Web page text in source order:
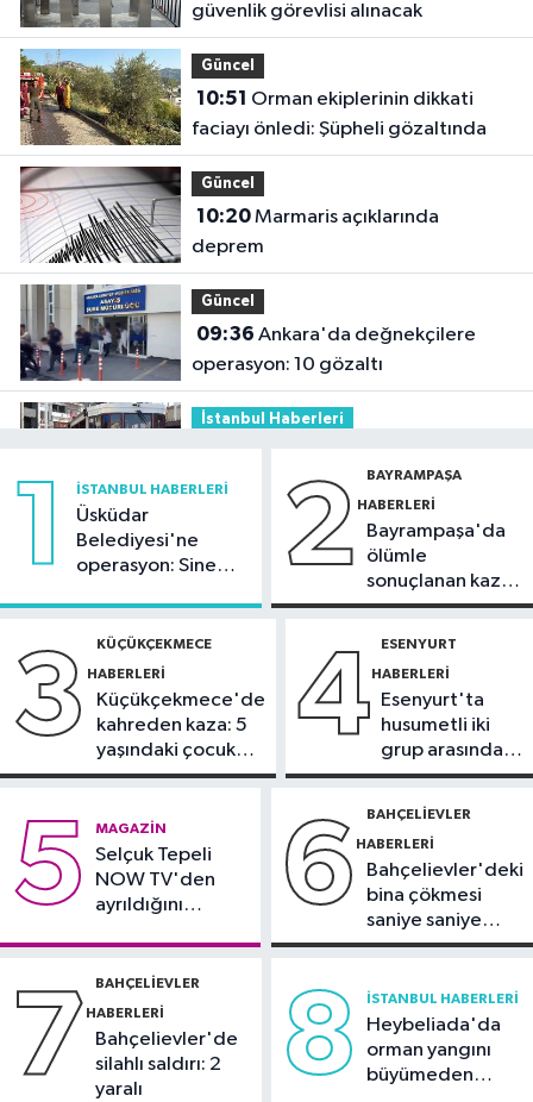
güvenlik görevlisi alınacak
Güncel
10:51
faciayı önledi: Şüpheli gözaltında
Güncel
10:20Marmaris açıklarında
deprem
Güncel
09:36
operasyon: 10 gözaltı
İstanbul Haberleri
sıcaklıklar 32 dereceyi görecek
Bahçelievler Haberleri
09:13
bisiklet dağıtım töreni
DÜNYA
vatandaşlığa yeni kısıtlama kararı
Peş peşe patlamalar paniğe neden
oldu
1 İSTANBUL HABERLERI
Üsküdar
Belediyesi'ne
operasyon: Sinem
2 BAYRAMPAŞA
HABERLERI
Bayrampaşa'da
ölümle
sonuçlanan kaza:
Sürücü
3 KÜÇÜKÇEKMECE
HABERLERI
Küçükçekmece'de
kahreden kaza: 5
yaşındaki çocuk
yoğun bakımda
4 ESENYURT
HABERLERI
Esenyurt'ta
husumetli iki
grup arasında
silahlı kavga
5 MAGAZIN
Selçuk Tepeli
NOW TV'den
ayrıldığını
6 BAHÇELIEVLER
HABERLERI
Bahçelievler'deki
bina çökmesi
saniye saniye
görüntülendi
7 BAHÇELIEVLER
HABERLERI
Bahçelievler'de
silahlı saldırı: 2
yaralı
8 İSTANBUL HABERLERI
Heybeliada'da
orman yangını
büyümeden